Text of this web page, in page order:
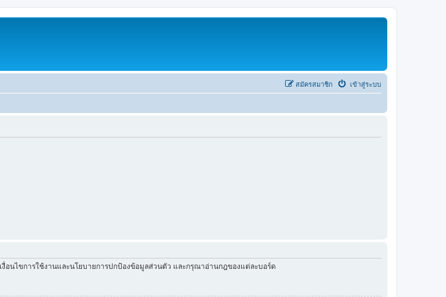
เข้าสู่ระบบ
สมัครสมาชิก
อนไขการใช้งานและนโยบายการปกป้องข้อมูลส่วนตัว และกรุณาอ่านกฎของแต่ละบอร์ด